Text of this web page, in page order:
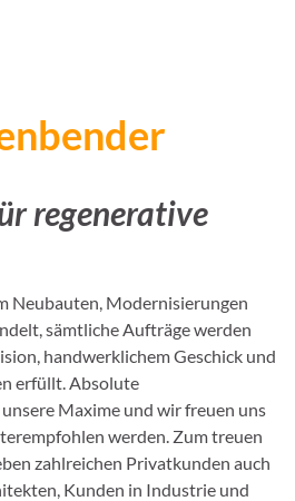
regenerative
Neubauten, Modernisierungen
sämtliche Aufträge werden
handwerklichem Geschick und
erfüllt. Absolute
Maxime und wir freuen uns
werden. Zum treuen
zahlreichen Privatkunden auch
Kunden in Industrie und